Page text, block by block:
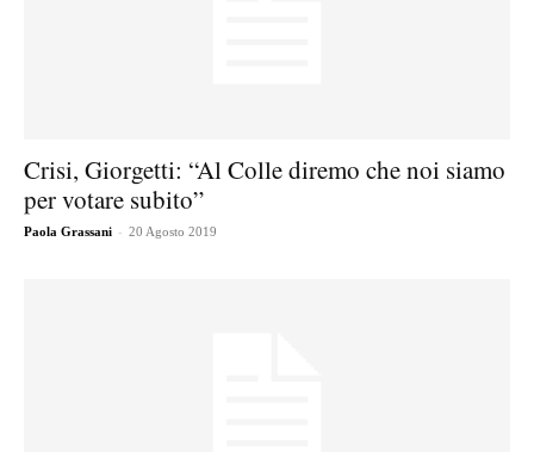
Crisi, Giorgetti: “Al Colle diremo che noi siamo
per votare subito”
Paola Grassani - 20 Agosto 2019